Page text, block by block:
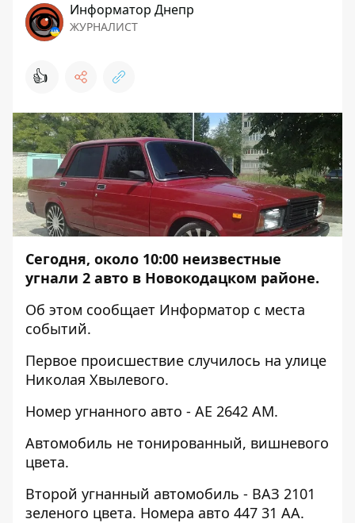
Информатор Днепр
ЖУРНАЛИСТ
👍
Сегодня, около 10:00 неизвестные
угнали 2 авто в Новокодацком районе.
Об этом сообщает Информатор с места
событий.
Первое происшествие случилось на улице
Николая Хвылевого.
Номер угнанного авто - АЕ 2642 АМ.
Автомобиль не тонированный, вишневого
цвета.
Второй угнанный автомобиль - ВАЗ 2101
зеленого цвета. Номера авто 447 31 АА.